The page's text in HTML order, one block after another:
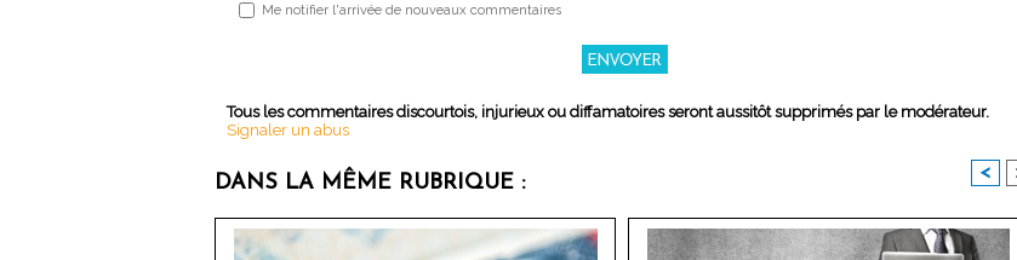
Me notifier l'arrivée de nouveaux commentaires
Tous les commentaires discourtois, injurieux ou diffamatoires seront aussitôt supprimés par le modérateur.
Signaler un abus
DANS LA MÊME RUBRIQUE : <